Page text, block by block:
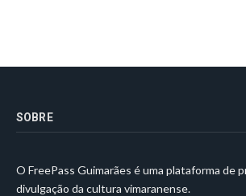
SOBRE
O FreePass Guimarães é uma plataforma de
divulgação da cultura vimaranense.